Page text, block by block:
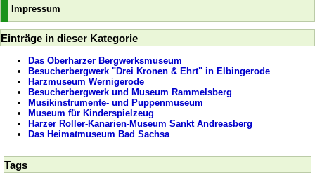
Impressum
Einträge in dieser Kategorie
Das Oberharzer Bergwerksmuseum
Besucherbergwerk "Drei Kronen & Ehrt" in Elbingerode
Harzmuseum Wernigerode
Besucherbergwerk und Museum Rammelsberg
Musikinstrumente- und Puppenmuseum
Museum für Kinderspielzeug
Harzer Roller-Kanarien-Museum Sankt Andreasberg
Das Heimatmuseum Bad Sachsa
Tags